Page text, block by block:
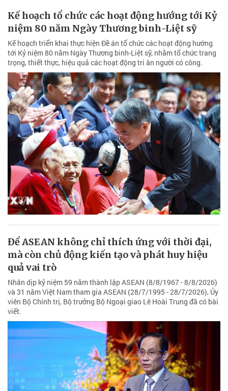
Kế hoạch tổ chức các hoạt động hướng tới Kỷ
niệm 80 năm Ngày Thương binh-Liệt sỹ
Kế hoạch triển khai thực hiện Đề án tổ chức các hoạt động hướng
tới Kỷ niệm 80 năm Ngày Thương binh-Liệt sỹ, nhằm tổ chức trang
trọng, thiết thực, hiệu quả các hoạt động tri ân người có công.
Để ASEAN không chỉ thích ứng với thời đại,
mà còn chủ động kiến tạo và phát huy hiệu
quả vai trò
Nhân dịp kỷ niệm 59 năm thành lập ASEAN (8/8/1967 - 8/8/2026)
và 31 năm Việt Nam tham gia ASEAN (28/7/1995 - 28/7/2026), Ủy
viên Bộ Chính trị, Bộ trưởng Bộ Ngoại giao Lê Hoài Trung đã có bài
viết.